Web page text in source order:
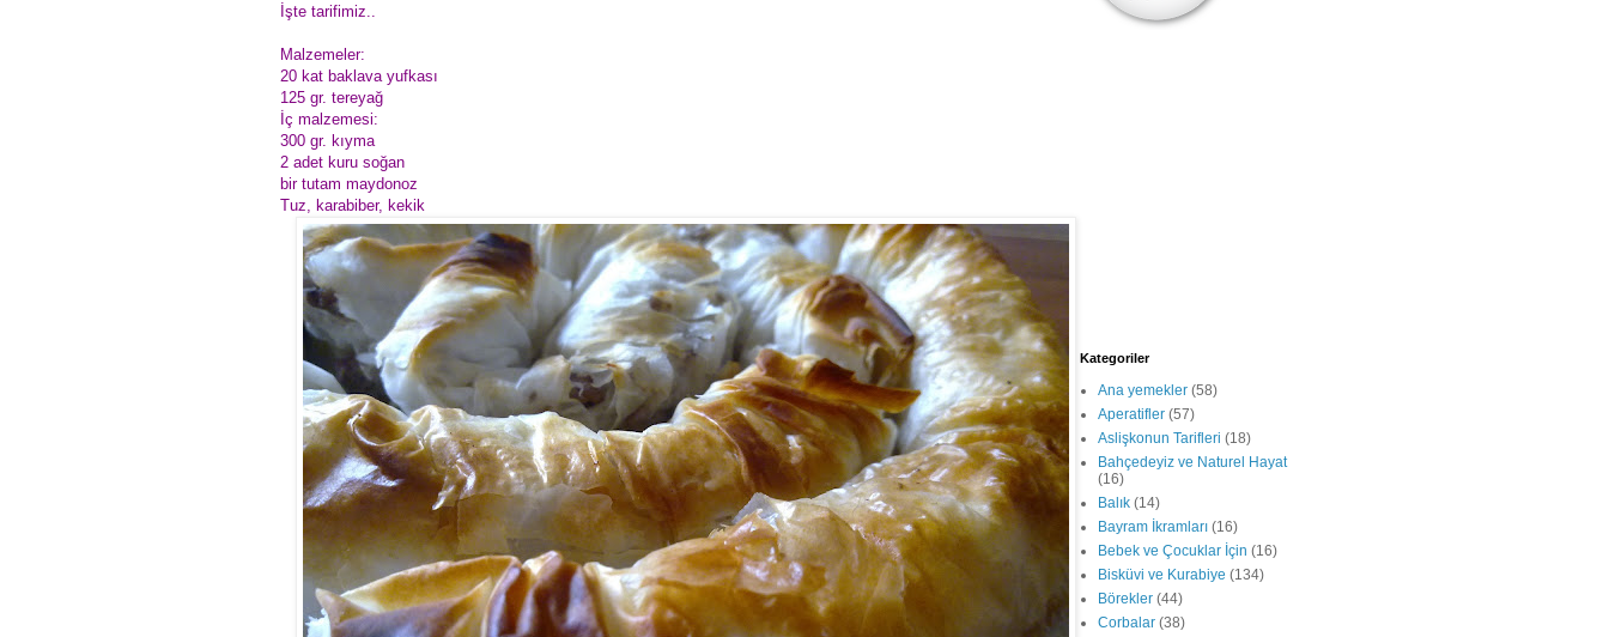
İşte tarifimiz..
Malzemeler:
20 kat baklava yufkası
125 gr. tereyağ
İç malzemesi:
300 gr. kıyma
2 adet kuru soğan
bir tutam maydonoz
Tuz, karabiber, kekik
Kategoriler
Ana yemekler (58)
Aperatifler (57)
Aslişkonun Tarifleri (18)
Bahçedeyiz ve Naturel Hayat
(16)
Balık (14)
Bayram İkramları (16)
Bebek ve Çocuklar İçin (16)
Bisküvi ve Kurabiye (134)
Börekler (44)
Corbalar (38)